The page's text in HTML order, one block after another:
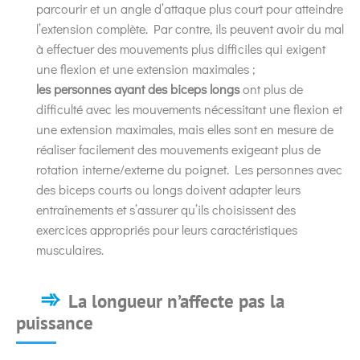
parcourir et un angle d’attaque plus court pour atteindre
l’extension complète. Par contre, ils peuvent avoir du mal
à effectuer des mouvements plus difficiles qui exigent
une flexion et une extension maximales ;
les personnes ayant des biceps longsont plus de
difficulté avec les mouvements nécessitant une flexion et
une extension maximales, mais elles sont en mesure de
réaliser facilement des mouvements exigeant plus de
rotation interne/externe du poignet. Les personnes avec
des biceps courts ou longs doivent adapter leurs
entraînements et s’assurer qu’ils choisissent des
exercices appropriés pour leurs caractéristiques
musculaires.
La longueur n’affecte pas la
puissance